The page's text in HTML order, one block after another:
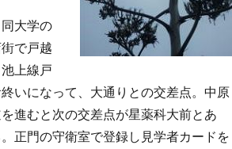
大学の
で戸越
上線戸
いになって、大通りとの交差点。中原
進むと次の交差点が星薬科大前とあ
正門の守衛室で登録し見学者カードを